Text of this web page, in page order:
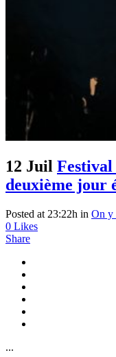
12 Juil
deuxième jour
Posted at 23:22h in On y
0 Likes
Share
...